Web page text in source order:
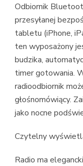
Odbiornik
przesyłanej
tabletu (iPhone,
ten wyposażony
budzika,
timer gotowania.
radioodbiornik
głośnomówiący.
jako nocne
Czytelny
Radio ma